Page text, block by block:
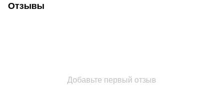
Отзывы
Добавьте первый отзыв